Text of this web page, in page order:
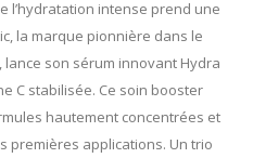
l’hydratation intense prend une
la marque pionnière dans le
son sérum innovant Hydra
C stabilisée. Ce soin booster
hautement concentrées et
premières applications. Un trio